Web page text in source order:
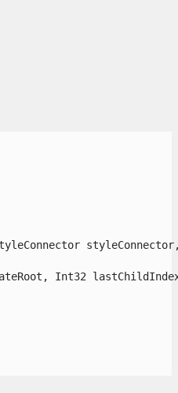
Int32